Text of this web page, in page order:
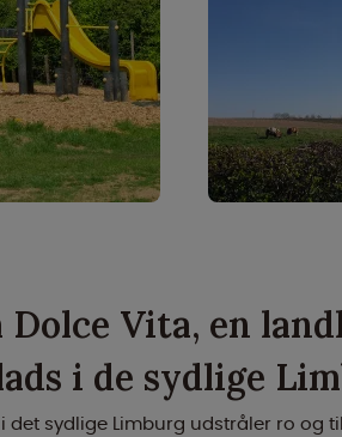
Dolce Vita, en
i de sydlige
det sydlige Limburg udstråler ro og